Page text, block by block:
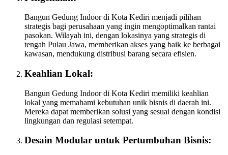
Bangun Gedung Indoor di Kota Kediri menjadi pilihan
strategis bagi perusahaan yang ingin mengoptimalkan rantai
pasokan. Wilayah ini, dengan lokasinya yang strategis di
tengah Pulau Jawa, memberikan akses yang baik ke berbagai
kawasan, mendukung distribusi barang secara efisien.
Keahlian Lokal:
Bangun Gedung Indoor di Kota Kediri memiliki keahlian
lokal yang memahami kebutuhan unik bisnis di daerah ini.
Mereka dapat memberikan solusi yang sesuai dengan kondisi
lingkungan dan regulasi setempat.
Desain Modular untuk Pertumbuhan Bisnis: